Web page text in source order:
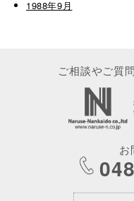
1988年9月
ご相談やご質
お